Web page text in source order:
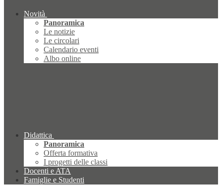
Novità
Panoramica
Le notizie
Le circolari
Calendario eventi
Albo online
Didattica
Panoramica
Offerta formativa
I progetti delle classi
Docenti e ATA
Famiglie e Studenti